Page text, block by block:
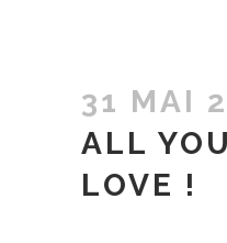
31 MAI
ALL
LOVE !